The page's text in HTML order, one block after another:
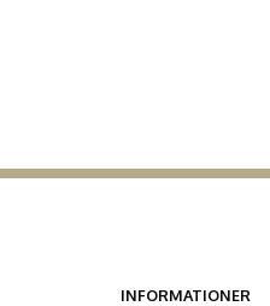
INFORMATIONER